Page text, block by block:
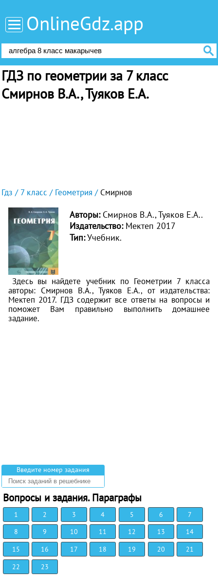
OnlineGdz.app
ГДЗ по геометрии за 7 класс
Смирнов В.А., Туяков Е.А.
Гдз 7 класс Геометрия Смирнов
Авторы: Смирнов В.А., Туяков Е.А..
Издательство: Мектеп 2017
Тип:Учебник.
Здесь вы найдете учебник по Геометрии 7 класса
авторы: Смирнов В.А., Туяков Е.А., от издательства:
Мектеп 2017. ГДЗ содержит все ответы на вопросы и
поможет Вам правильно выполнить домашнее
задание.
Введите номер задания
Вопросы и задания. Параграфы
1 2 3 4 5 6
7
8
9 10 11 12 13
14
15
16 17 18 19 20
21
22
23